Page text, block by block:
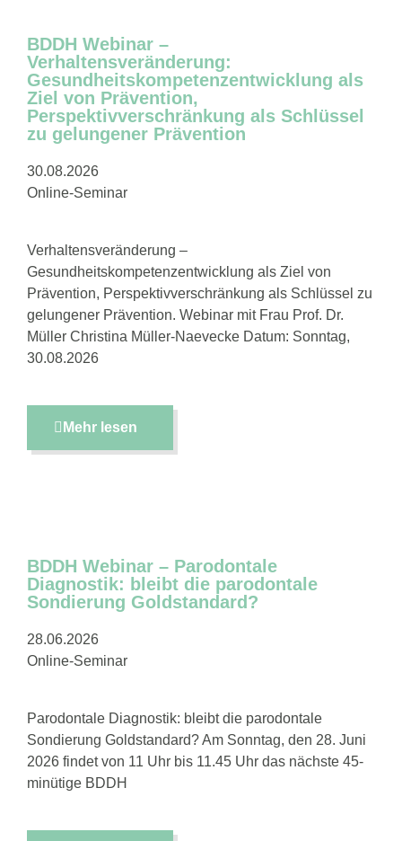
BDDH Webinar –
Verhaltensveränderung:
Gesundheitskompetenzentwicklung als
Ziel von Prävention,
Perspektivverschränkung als Schlüssel
zu gelungener Prävention
30.08.2026
Online-Seminar
Verhaltensveränderung –
Gesundheitskompetenzentwicklung als Ziel von
Prävention, Perspektivverschränkung als Schlüssel zu
gelungener Prävention. Webinar mit Frau Prof. Dr.
Müller Christina Müller-Naevecke Datum: Sonntag,
30.08.2026
Mehr lesen
BDDH Webinar – Parodontale
Diagnostik: bleibt die parodontale
Sondierung Goldstandard?
28.06.2026
Online-Seminar
Parodontale Diagnostik: bleibt die parodontale
Sondierung Goldstandard? Am Sonntag, den 28. Juni
2026 findet von 11 Uhr bis 11.45 Uhr das nächste 45-
minütige BDDH